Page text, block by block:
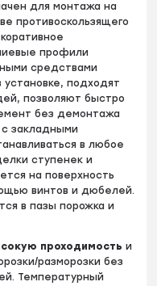
для монтажа на
противоскользящего
профили
средствами
подходят
позволяют быстро
без демонтажа
закладными
в любое
ступенек и
на поверхность
винтов и дюбелей.
в пазы порожка и
проходимость и
разморозки без
Температурный